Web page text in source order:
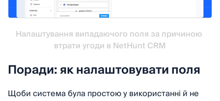
Налаштування випадаючого поля за причиною
втрати угоди в NetHunt CRM
Поради: як налаштовувати поля
Щоби система була простою у використанні й не